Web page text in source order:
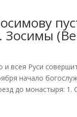
всея Руси
начало
до монастыря: 1.